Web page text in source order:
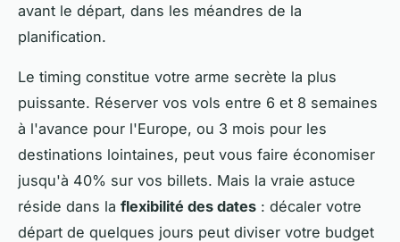
avant le départ, dans les méandres de la
planification.
Le timing constitue votre arme secrète la plus
puissante. Réserver vos vols entre 6 et 8 semaines
à l'avance pour l'Europe, ou 3 mois pour les
destinations lointaines, peut vous faire économiser
jusqu'à 40% sur vos billets. Mais la vraie astuce
réside dans la flexibilité des dates : décaler votre
départ de quelques jours peut diviser votre budget